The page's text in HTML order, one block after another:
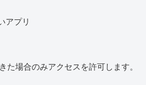
アプリ
た場合のみアクセスを許可します。